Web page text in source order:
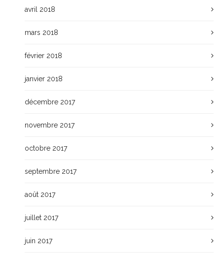
avril 2018
mars 2018
février 2018
janvier 2018
décembre 2017
novembre 2017
octobre 2017
septembre 2017
août 2017
juillet 2017
juin 2017